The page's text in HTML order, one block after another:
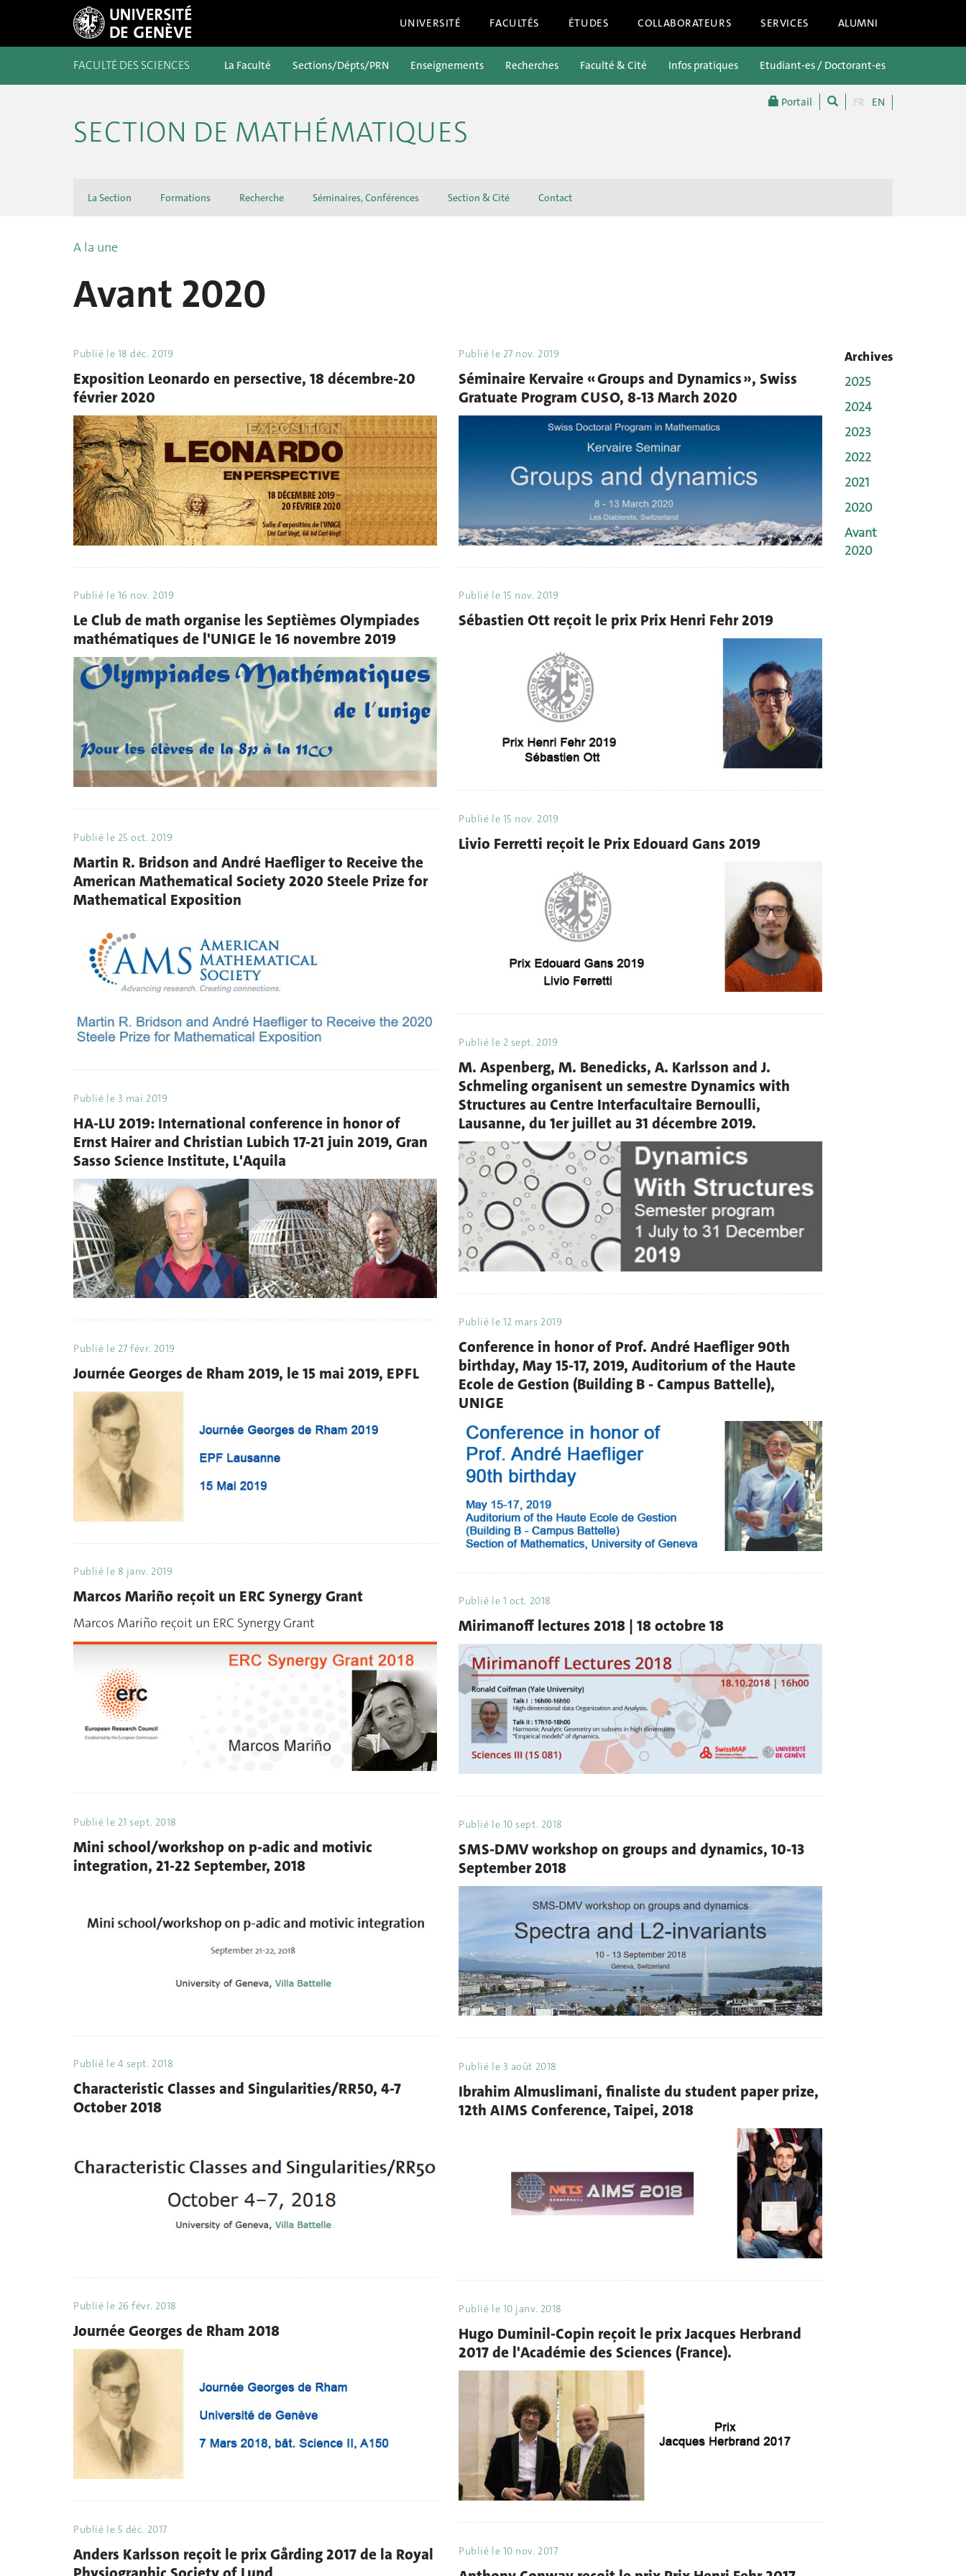
UNIVERSITÉ FACULTÉS ÉTUDES COLLABORATEURS SERVICES ALUMNI
Portail FR EN
FACULTÉ DES SCIENCES La Faculté Sections/Dépts/PRN Enseignements Recherches Faculté & Cité Infos pratiques Etudiant-es / Doctorant-es
SECTION DE MATHÉMATIQUES
La Section Formations Recherche Séminaires, Conférences Section & Cité Contact
A la une
Avant 2020
Publié le 18 déc. 2019
Exposition Leonardo en persective, 18 décembre-20
février 2020
Publié le 27 nov. 2019
Séminaire Kervaire « Groups and Dynamics », Swiss
Gratuate Program CUSO, 8-13 March 2020
Publié le 16 nov. 2019
Le Club de math organise les Septièmes Olympiades
mathématiques de l'UNIGE le 16 novembre 2019
Publié le 15 nov. 2019
Sébastien Ott reçoit le prix Prix Henri Fehr 2019
Publié le 15 nov. 2019
Livio Ferretti reçoit le Prix Edouard Gans 2019
Publié le 25 oct. 2019
Martin R. Bridson and André Haefliger to Receive the
American Mathematical Society 2020 Steele Prize for
Mathematical Exposition
Publié le 2 sept. 2019
M. Aspenberg, M. Benedicks, A. Karlsson and J.
Schmeling organisent un semestre Dynamics with
Structures au Centre Interfacultaire Bernoulli,
Lausanne, du 1er juillet au 31 décembre 2019.
Publié le 3 mai 2019
HA-LU 2019: International conference in honor of
Ernst Hairer and Christian Lubich 17-21 juin 2019, Gran
Sasso Science Institute, L'Aquila
Publié le 12 mars 2019
Conference in honor of Prof. André Haefliger 90th
birthday, May 15-17, 2019, Auditorium of the Haute
Ecole de Gestion (Building B - Campus Battelle),
UNIGE
Publié le 27 févr. 2019
Journée Georges de Rham 2019, le 15 mai 2019, EPFL
Publié le 8 janv. 2019
Marcos Mariño reçoit un ERC Synergy Grant
Marcos Mariño reçoit un ERC Synergy Grant
Publié le 1 oct. 2018
Mirimanoff lectures 2018 | 18 octobre 18
Publié le 21 sept. 2018
Mini school/workshop on p-adic and motivic
integration, 21-22 September, 2018
Publié le 10 sept. 2018
SMS-DMV workshop on groups and dynamics, 10-13
September 2018
Publié le 4 sept. 2018
Characteristic Classes and Singularities/RR50, 4-7
October 2018
Publié le 3 août 2018
Ibrahim Almuslimani, finaliste du student paper prize,
12th AIMS Conference, Taipei, 2018
Publié le 26 févr. 2018
Journée Georges de Rham 2018
Publié le 10 janv. 2018
Hugo Duminil-Copin reçoit le prix Jacques Herbrand
2017 de l'Académie des Sciences (France).
Publié le 5 déc. 2017
Anders Karlsson reçoit le prix Gårding 2017 de la Royal
Publié le 10 nov. 2017
Archives
2025
2024
2023
2022
2021
2020
Avant
2020